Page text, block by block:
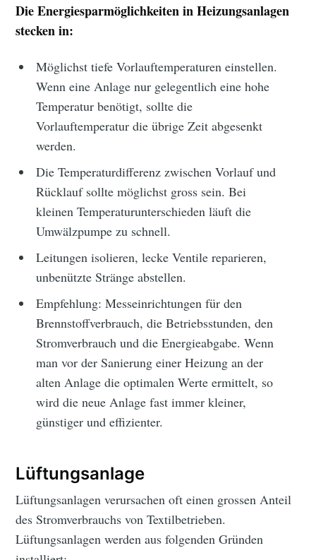
Die Energiesparmöglichkeiten in Heizungsanlagen
stecken in:
Möglichst tiefe Vorlauftemperaturen einstellen.
Wenn eine Anlage nur gelegentlich eine hohe
Temperatur benötigt, sollte die
Vorlauftemperatur die übrige Zeit abgesenkt
werden.
Die Temperaturdifferenz zwischen Vorlauf und
Rücklauf sollte möglichst gross sein. Bei
kleinen Temperaturunterschieden läuft die
Umwälzpumpe zu schnell.
Leitungen isolieren, lecke Ventile reparieren,
unbenützte Stränge abstellen.
Empfehlung: Messeinrichtungen für den
Brennstoffverbrauch, die Betriebsstunden, den
Stromverbrauch und die Energieabgabe. Wenn
man vor der Sanierung einer Heizung an der
alten Anlage die optimalen Werte ermittelt, so
wird die neue Anlage fast immer kleiner,
günstiger und effizienter.
Lüftungsanlage
Lüftungsanlagen verursachen oft einen grossen Anteil
des Stromverbrauchs von Textilbetrieben.
Lüftungsanlagen werden aus folgenden Gründen